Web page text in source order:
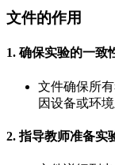
文件的作用
1. 确保实验的一致
文件确保所
因设备或环
2. 指导教师准备实